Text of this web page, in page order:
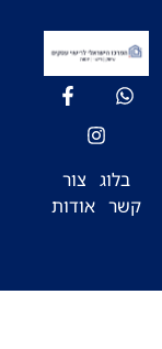
בלוג צור
קשר אודות